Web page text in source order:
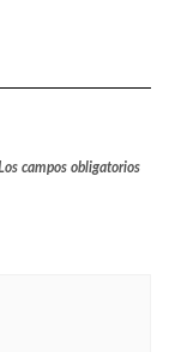
campos obligatorios